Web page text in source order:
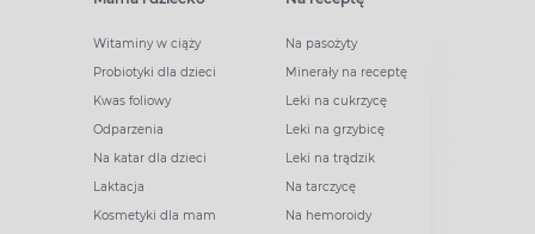
Witaminy w ciąży
Probiotyki dla dzieci
Kwas foliowy
Odparzenia
Na katar dla dzieci
Laktacja
Kosmetyki dla mam
Na pasożyty
Minerały na receptę
Leki na cukrzycę
Leki na grzybicę
Leki na trądzik
Na tarczycę
Na hemoroidy